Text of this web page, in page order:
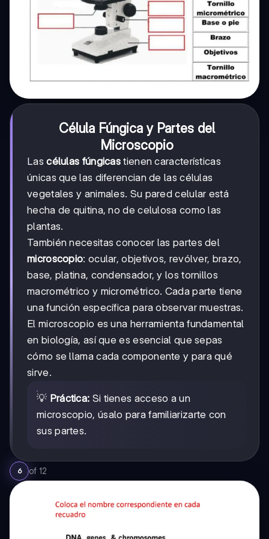
Célula Fúngica y Partes del
Microscopio
Lascélulas fúngicas tienen características
únicas que las diferencian de las células
vegetales y animales. Su pared celular está
hecha de quitina, no de celulosa como las
plantas.
También necesitas conocer las partes del
microscopio: ocular, objetivos, revólver, brazo,
base, platina, condensador, y los tornillos
macrométrico y micrométrico. Cada parte tiene
una función específica para observar muestras.
El microscopio es una herramienta fundamental
en biología, así que es esencial que sepas
cómo se llama cada componente y para qué
sirve.
💡 Práctica: Si tienes acceso a un
microscopio, úsalo para familiarizarte con
sus partes.
6 of 12